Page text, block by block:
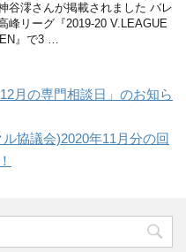
谷澪さんが掲載されました バレ
峰リーグ『2019-20 V.LEAGUE
』で3 …
月の専門相談日」のお知ら
協議会)2020年11月分の回